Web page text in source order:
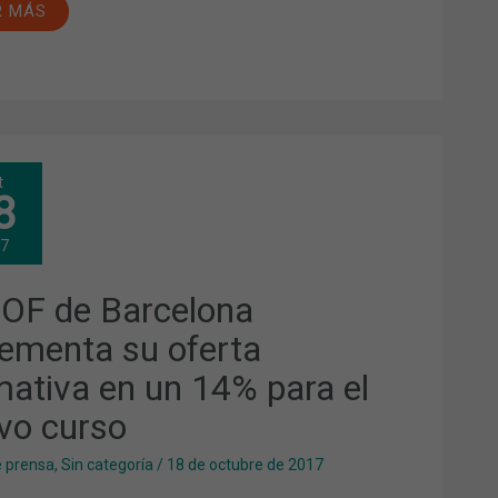
MÁS
de Barcelona
su oferta
en un 14% para el
curso
prensa,Sin categoría / 18 de octubre de 2017